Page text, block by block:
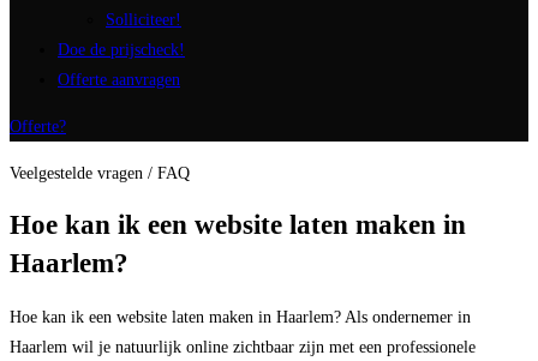
Solliciteer!
Doe de prijscheck!
Offerte aanvragen
Offerte?
Veelgestelde vragen / FAQ
Hoe kan ik een website laten maken in
Haarlem?
Hoe kan ik een website laten maken in Haarlem? Als ondernemer in
Haarlem wil je natuurlijk online zichtbaar zijn met een professionele